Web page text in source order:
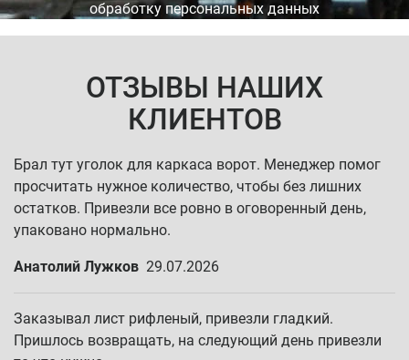
обработку персональных данных
ОТЗЫВЫ НАШИХ
КЛИЕНТОВ
Брал тут уголок для каркаса ворот. Менеджер помог
просчитать нужное количество, чтобы без лишних
остатков. Привезли все ровно в оговоренный день,
упаковано нормально.
Анатолий Лужков 29.07.2026
Заказывал лист рифленый, привезли гладкий.
Пришлось возвращать, на следующий день привезли